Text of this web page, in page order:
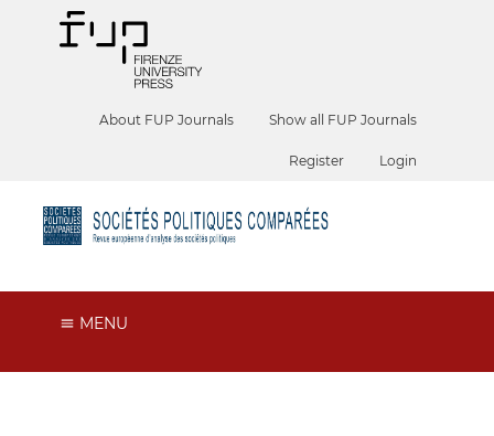
About FUP Journals Show all FUP Journals
Register Login
MENU